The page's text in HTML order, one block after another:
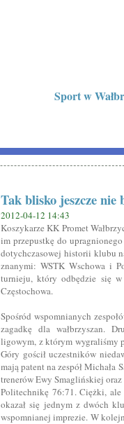
Sport w
Tak blisko jeszcze nie
2012-04-12 14:43
Koszykarze KK Promet
im przepustkę do
dotychczasowej historii klubu
znanymi: WSTK Wschowa i
turnieju, który odbędzie się
Częstochowa.
Spośród wspomnianych
zagadkę dla wałbrzyszan.
ligowym, z którym wygraliśmy
Góry gościł uczestników
mają patent na zespół Michała
trenerów Ewy Smaglińskiej
Politechnikę 76:71. Ciężki, ale
okazał się jednym z dwóch
wspomnianej imprezie. W